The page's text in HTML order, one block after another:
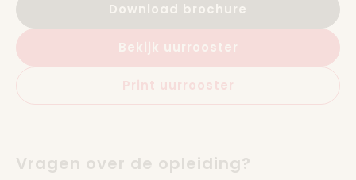
Download brochure
Bekijk uurrooster
Print uurrooster
Vragen over de opleiding?